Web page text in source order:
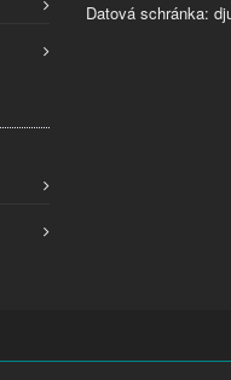
Datová schránka: